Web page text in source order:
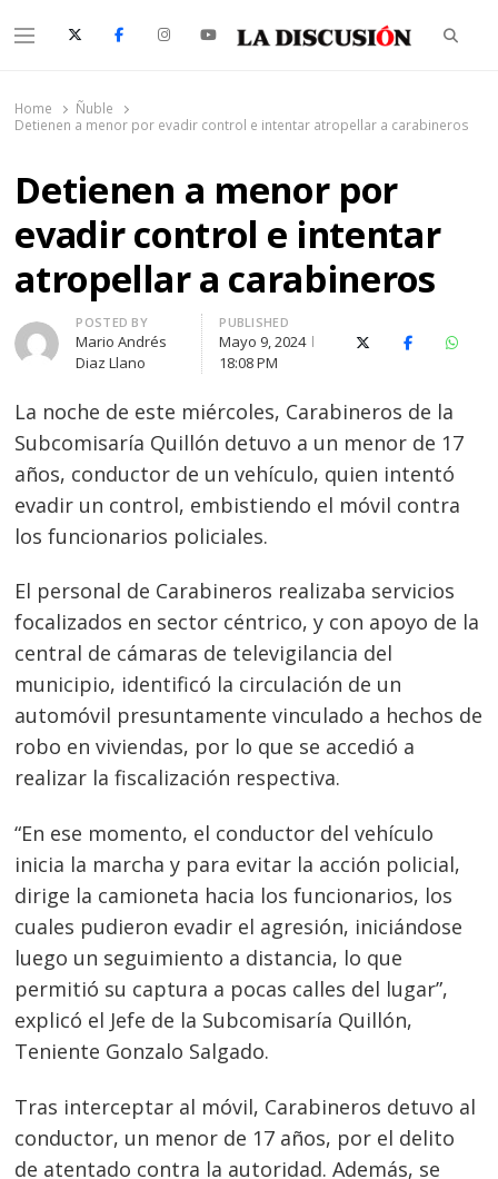
Menu
Home
Ñuble
Detienen a menor por evadir control e intentar atropellar a carabineros
Detienen a menor por
evadir control e intentar
atropellar a carabineros
Author
POSTED BY
Mario Andrés
Diaz Llano
PUBLISHED
Mayo 9, 2024
18:08 PM
X (Twitter)Facebook
La noche de este miércoles, Carabineros de la
Subcomisaría Quillón detuvo a un menor de 17
años, conductor de un vehículo, quien intentó
evadir un control, embistiendo el móvil contra
los funcionarios policiales.
El personal de Carabineros realizaba servicios
focalizados en sector céntrico, y con apoyo de la
central de cámaras de televigilancia del
municipio, identificó la circulación de un
automóvil presuntamente vinculado a hechos de
robo en viviendas, por lo que se accedió a
realizar la fiscalización respectiva.
“En ese momento, el conductor del vehículo
inicia la marcha y para evitar la acción policial,
dirige la camioneta hacia los funcionarios, los
cuales pudieron evadir el agresión, iniciándose
luego un seguimiento a distancia, lo que
permitió su captura a pocas calles del lugar”,
explicó el Jefe de la Subcomisaría Quillón,
Teniente Gonzalo Salgado.
Tras interceptar al móvil, Carabineros detuvo al
conductor, un menor de 17 años, por el delito
de atentado contra la autoridad. Además, se